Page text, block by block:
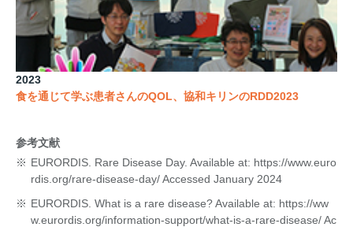
2023
食を通じて学ぶ患者さんのQOL、協和キリンのRDD2023
参考文献
※ EURORDIS. Rare Disease Day. Available at: https://www.euro
rdis.org/rare-disease-day/ Accessed January 2024
※ EURORDIS. What is a rare disease? Available at: https://ww
w.eurordis.org/information-support/what-is-a-rare-disease/ Ac